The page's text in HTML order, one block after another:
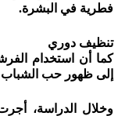
فطرية في البشرة.
تنظيف دوري
كما أن استخدام
إلى ظهور حب الشباب
وخلال الدراسة،